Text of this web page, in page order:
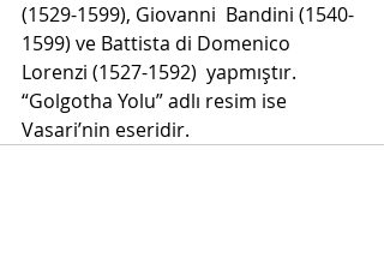
(1529-1599), Giovanni  Bandini (1540-
1599) ve Battista di Domenico
Lorenzi (1527-1592)  yapmıştır.
“Golgotha Yolu” adlı resim ise
Vasari’nin eseridir.